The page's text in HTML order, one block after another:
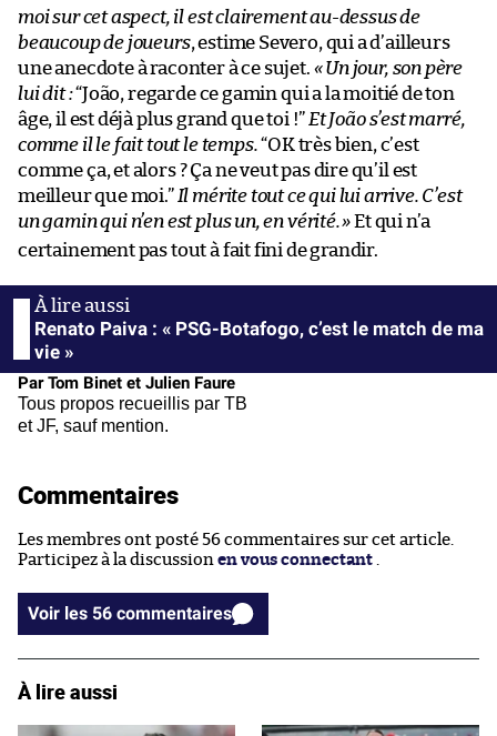
moi sur cet aspect, il est clairement au-dessus de
beaucoup de joueurs, estime Severo, qui a d’ailleurs
une anecdote à raconter à ce sujet. « Un jour, son père
lui dit :“João, regarde ce gamin qui a la moitié de ton
âge, il est déjà plus grand que toi !” Et João s’est marré,
comme il le fait tout le temps.“OK très bien, c’est
comme ça, et alors ? Ça ne veut pas dire qu’il est
meilleur que moi.” Il mérite tout ce qui lui arrive. C’est
un gamin qui n’en est plus un, en vérité.»Et qui n’a
certainement pas tout à fait fini de grandir.
Renato Paiva : « PSG-Botafogo, c’est le match de ma
vie »
Par Tom Binet et Julien Faure
Tous propos recueillis par TB
et JF, sauf mention.
Commentaires
Les membres ont posté 56 commentaires sur cet article.
Participez à la discussion en vous connectant .
Voir les 56 commentaires
À lire aussi